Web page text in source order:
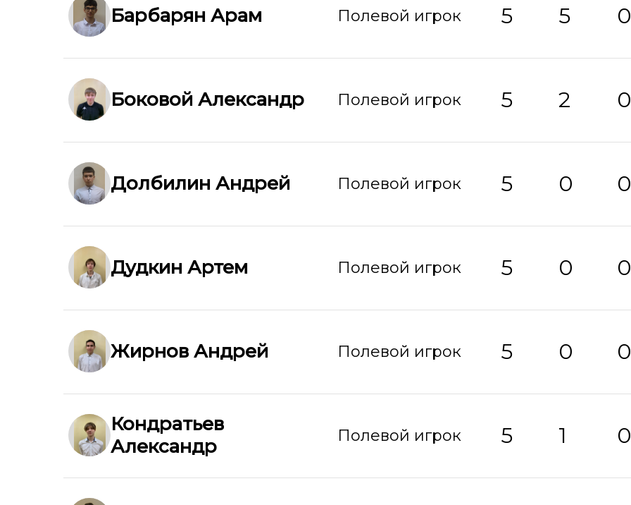
Барбарян Арам Полевой игрок 5 5 0
Боковой Александр Полевой игрок 5 2 0
Долбилин Андрей Полевой игрок 5 0 0
Дудкин Артем Полевой игрок 5 0 0
Жирнов Андрей Полевой игрок 5 0 0
Кондратьев
Александр
Полевой игрок 5 1 0